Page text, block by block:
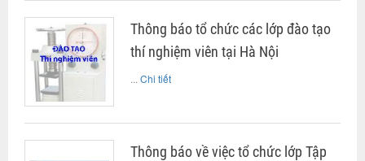
Thông báo tổ chức các lớp đào tạo
thí nghiệm viên tại Hà Nội
... Chi tiết
Thông báo về việc tổ chức lớp Tập